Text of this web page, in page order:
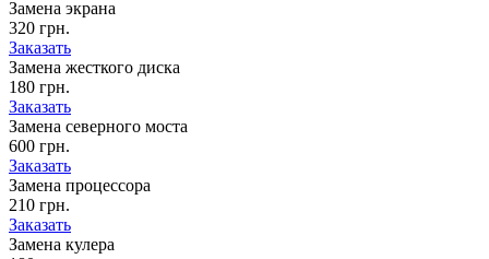
Замена экрана
320 грн.
Заказать
Замена жесткого диска
180 грн.
Заказать
Замена северного моста
600 грн.
Заказать
Замена процессора
210 грн.
Заказать
Замена кулера